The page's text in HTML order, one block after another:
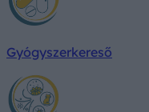
Gyógyszerkereső